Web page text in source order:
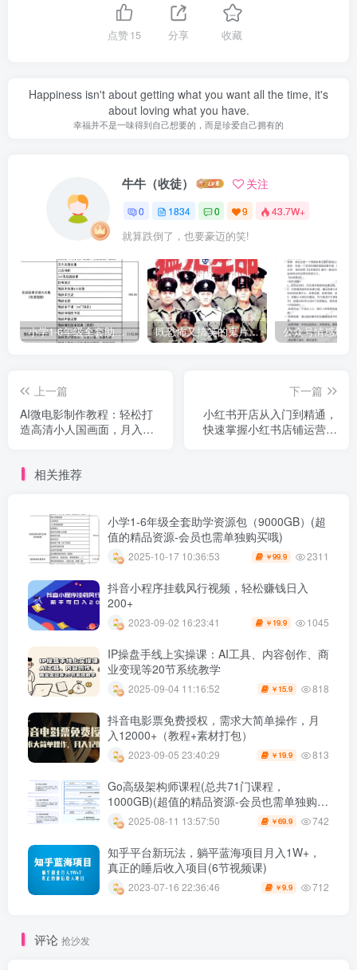
点赞15 分享 收藏
Happiness isn't about getting what you want all the time, it's
about loving what you have.
幸福并不是一味得到自己想要的，而是珍爱自己拥有的
牛牛（收徒） 关注
0 1834 0 9 43.7W+
就算跌倒了，也要豪迈的笑!
小学1-6年级全套助学资源包（9000GB）(超值的精品资源-会员也需单独购买哦) 既恐怖又搞笑的鬼片（10部猛鬼恐怖片都是喜剧片）
上一篇
AI微电影制作教程：轻松打
造高清小人国画面，月入过
下一篇
小红书开店从入门到精通，
快速掌握小红书店铺运营，
相关推荐
小学1-6年级全套助学资源包（9000GB）(超
值的精品资源-会员也需单独购买哦)
2025-10-17 10:36:53 ￥99.9 2311
抖音小程序挂载风行视频，轻松赚钱日入
200+
2023-09-02 16:23:41 ￥ 19.9 1045
IP操盘手线上实操课：AI工具、内容创作、商
业变现等20节系统教学
2025-09-04 11:16:52 ￥ 15.9 818
抖音电影票免费授权，需求大简单操作，月
入12000+（教程+素材打包）
2023-09-05 23:40:29 ￥ 19.9 813
Go高级架构师课程(总共71门课程，
1000GB)(超值的精品资源-会员也需单独购买
哦)
2025-08-11 13:57:50 ￥69.9 742
知乎平台新玩法，躺平蓝海项目月入1W+，
真正的睡后收入项目(6节视频课)
2023-07-16 22:36:46 ￥9.9 712
评论 抢沙发